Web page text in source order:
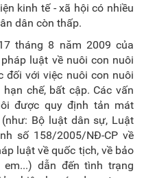
kinh tế - xã hội có nhiều
dân còn thấp.
tháng 8 năm 2009 của
luật về nuôi con nuôi
đối với việc nuôi con nuôi
chế, bất cập. Các vấn
được quy định tản mát
Bộ luật dân sự, Luật
số 158/2005/NĐ-CP về
luật về quốc tịch, về bảo
dẫn đến tình trạng